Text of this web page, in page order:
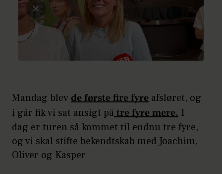
Mandag blevde første fire fyre afsløret, og
i går fik vi sat ansigt påtre fyre mere. I
dag er turen så kommet til endnu tre fyre,
og vi skal stifte bekendtskab med Joachim,
Oliver og Kasper